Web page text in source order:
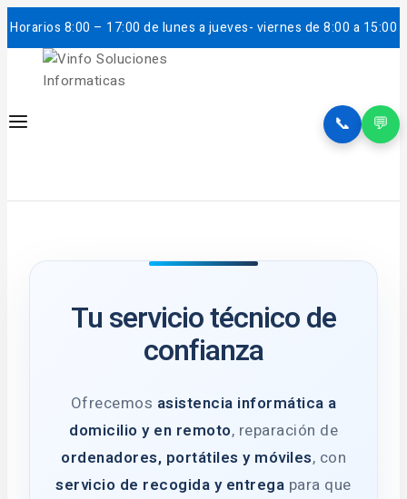
Horarios 8:00 – 17:00 de lunes a jueves- viernes de 8:00 a 15:00
📞 💬
Tu servicio técnico de
confianza
Ofrecemos asistencia informática a
domicilio y en remoto, reparación de
ordenadores, portátiles y móviles, con
servicio de recogida y entrega para que